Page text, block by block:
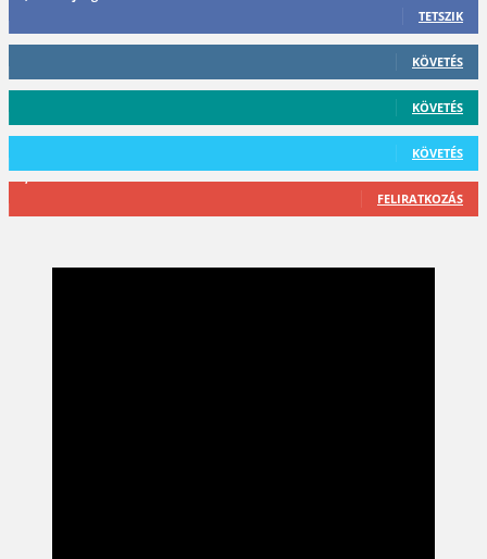
TETSZIK
KÖVETÉS
KÖVETÉS
KÖVETÉS
FELIRATKOZÁS